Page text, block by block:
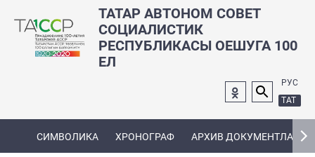
ТАТАР АВТОНОМ СОВЕТ
СОЦИАЛИСТИК
РЕСПУБЛИКАСЫ ОЕШУГА 100
ЕЛ
РУС
ТАТ
СИМВОЛИКА ХРОНОГРАФ АРХИВ ДОКУМЕНТЛАРЫ